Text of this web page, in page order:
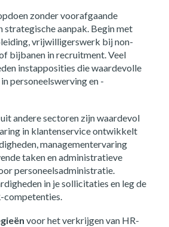
zonder voorafgaande
strategische aanpak. Begin met
vrijwilligerswerk bij non-
bijbanen in recruitment. Veel
instapposities die waardevolle
personeelswerving en -
andere sectoren zijn waardevol
in klantenservice ontwikkelt
managementervaring
taken en administratieve
personeelsadministratie.
in je sollicitaties en leg de
competenties.
voor het verkrijgen van HR-